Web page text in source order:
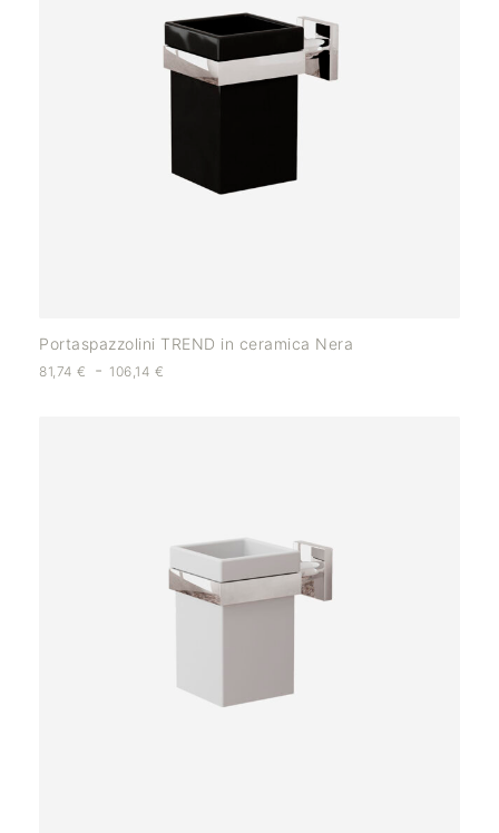
Portaspazzolini TREND in ceramica Nera
81,74 € - 106,14 €